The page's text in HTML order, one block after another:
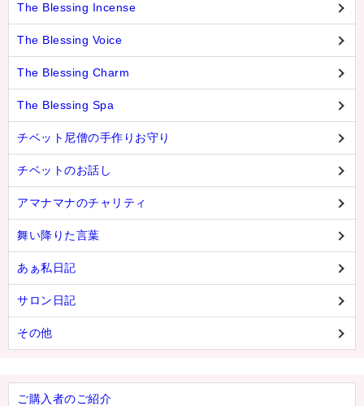
The Blessing Incense
The Blessing Voice
The Blessing Charm
The Blessing Spa
チベット尼僧の手作りお守り
チベットのお話し
アマナマナのチャリティ
舞い降りた言葉
あぁ私日記
サロン日記
その他
ご購入者のご紹介